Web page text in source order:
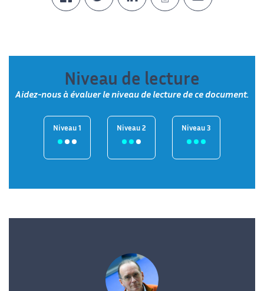
Niveau de lecture
Aidez-nous à évaluer le niveau de lecture de ce document.
Niveau 1 Niveau 2 Niveau 3